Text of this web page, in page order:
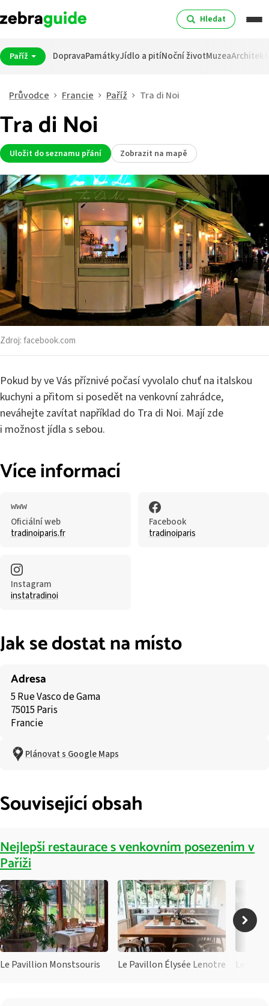
Hledat
Paříž DopravaPamátkyJídlo a pitíNoční životMuzea
Průvodce Francie Paříž Tra di Noi
Tra di Noi
Uložit do seznamu přání Zobrazit na mapě
Zdroj:facebook.com
Pokud by ve Vás příznivé počasí vyvolalo chuť na italskou
kuchyni a přitom si posedět na venkovní zahrádce,
neváhejte zavítat například do Tra di Noi. Mají zde
i možnost jídla s sebou.
Více informací
Oficiální web
tradinoiparis.fr
Facebook
tradinoiparis
Instagram
instatradinoi
Jak se dostat na místo
Adresa
5 Rue Vasco de Gama
75015 Paris
Francie
Plánovat s Google Maps
Související obsah
Nejlepší restaurace s venkovním posezením v
Paříži
Le Pavillion Monstsouris Le Pavillon Élysée Lenotre Le 39V